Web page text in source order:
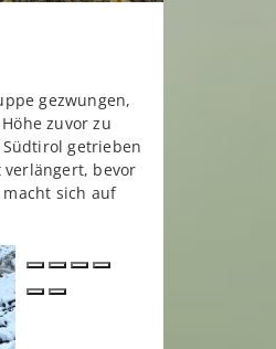
gezwungen,
zuvor zu
getrieben
bevor
sich auf